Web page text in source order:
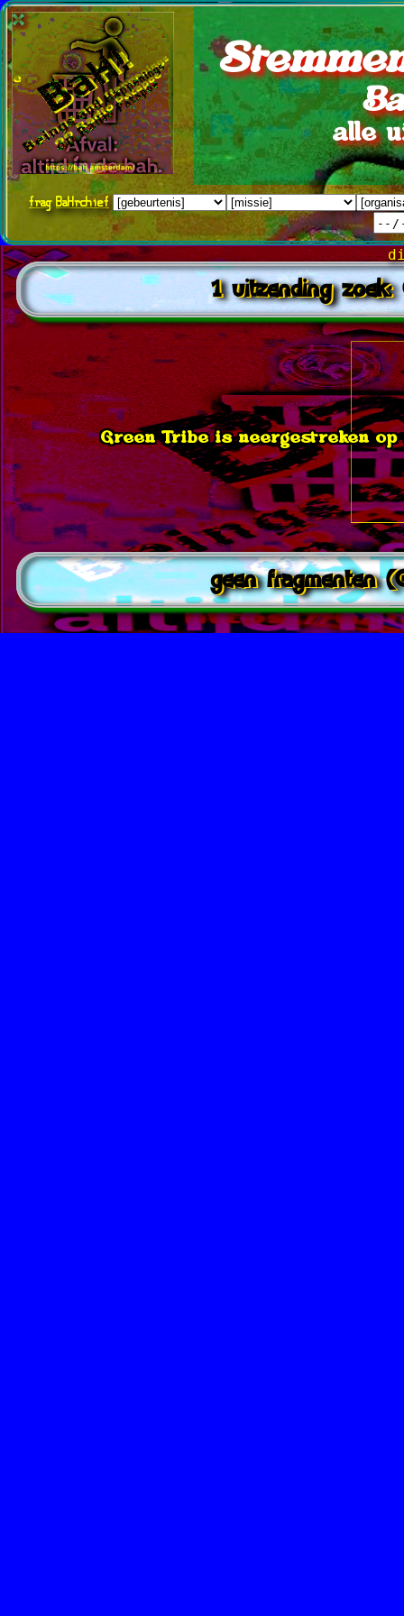
alle
fragBaHrchief
1 uitzending zoek:
Green Tribe is neergestreken
geen fragmenten